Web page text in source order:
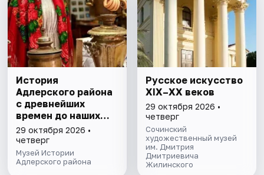
История
Адлерского района
с древнейших
времен до наших
дней. Экскурсия
29 октября 2026 •
четверг
Музей Истории
Адлерского района
Русское искусство
XIX–XX веков
29 октября 2026 •
четверг
Сочинский
художественный музей
им. Дмитрия
Дмитриевича
Жилинского